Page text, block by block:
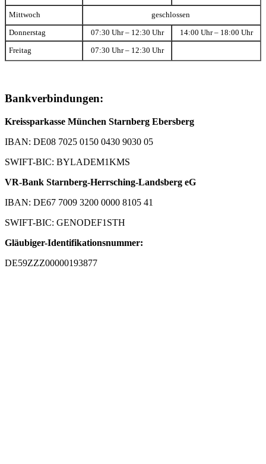
Mittwoch geschlossen
Donnerstag 07:30 Uhr – 12:30 Uhr 14:00 Uhr – 18:00 Uhr
Freitag 07:30 Uhr – 12:30 Uhr
Bankverbindungen:
Kreissparkasse München Starnberg Ebersberg
IBAN: DE08 7025 0150 0430 9030 05
SWIFT-BIC: BYLADEM1KMS
VR-Bank Starnberg-Herrsching-Landsberg eG
IBAN: DE67 7009 3200 0000 8105 41
SWIFT-BIC: GENODEF1STH
Gläubiger-Identifikationsnummer:
DE59ZZZ00000193877